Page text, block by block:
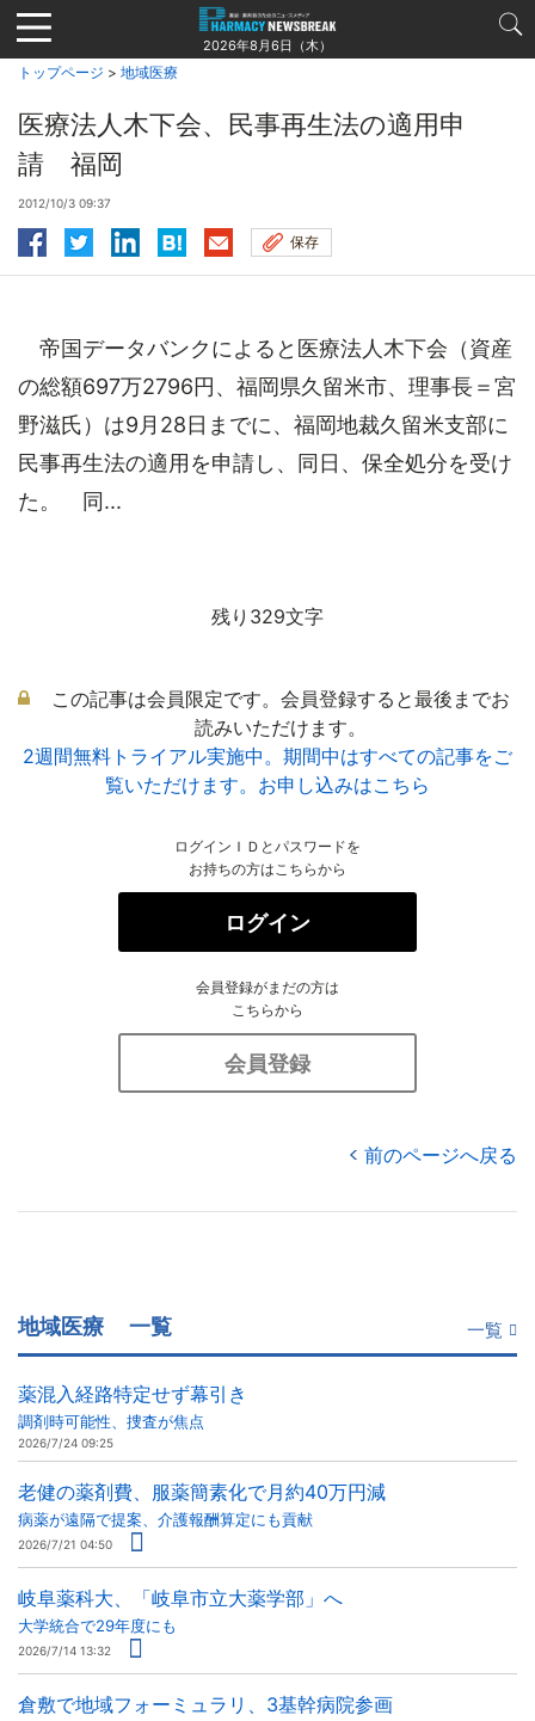
Jump
to
navigation
2026年8月6日（木）
トップページ > 地域医療
医療法人木下会、民事再生法の適用申
請 福岡
2012/10/3 09:37
保存
帝国データバンクによると医療法人木下会（資産
の総額697万2796円、福岡県久留米市、理事長＝宮
野滋氏）は9月28日までに、福岡地裁久留米支部に
民事再生法の適用を申請し、同日、保全処分を受け
た。 同...
残り329文字
この記事は会員限定です。会員登録すると最後までお
読みいただけます。
2週間無料トライアル実施中。期間中はすべての記事をご
覧いただけます。お申し込みはこちら
ログインＩＤとパスワードを
お持ちの方はこちらから
ログイン
会員登録がまだの方は
こちらから
会員登録
前のページへ戻る
地域医療 一覧 一覧
薬混入経路特定せず幕引き
調剤時可能性、捜査が焦点
2026/7/24 09:25
老健の薬剤費、服薬簡素化で月約40万円減
病薬が遠隔で提案、介護報酬算定にも貢献
2026/7/21 04:50
岐阜薬科大、「岐阜市立大薬学部」へ
大学統合で29年度にも
2026/7/14 13:32
倉敷で地域フォーミュラリ、3基幹病院参画